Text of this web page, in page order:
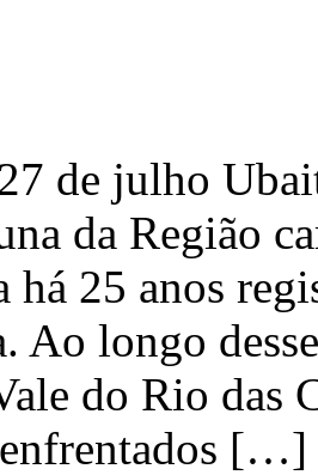
de julho
da Região
há 25 anos
Ao longo
do Rio das
[…]